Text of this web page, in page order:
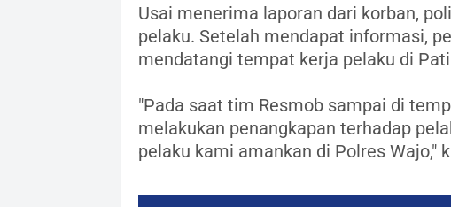
Usai menerima laporan dari korban,
pelaku. Setelah mendapat informasi,
mendatangi tempat kerja pelaku di
"Pada saat tim Resmob sampai di
melakukan penangkapan terhadap
pelaku kami amankan di Polres Wajo,"